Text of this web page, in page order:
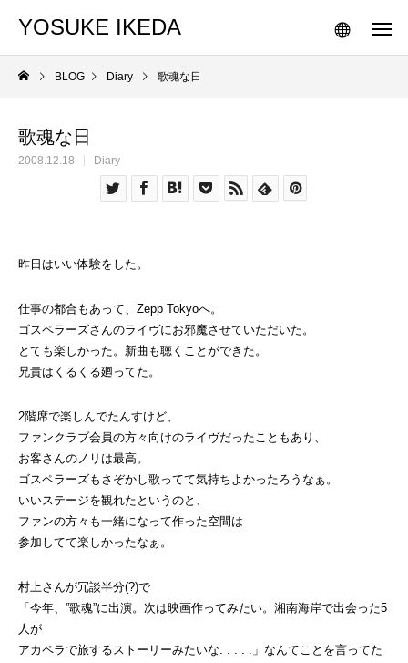
YOSUKE IKEDA
BLOG Diary 歌魂な日
歌魂な日
2008.12.18 Diary
昨日はいい体験をした。
仕事の都合もあって、Zepp Tokyoへ。
ゴスペラーズさんのライヴにお邪魔させていただいた。
とても楽しかった。新曲も聴くことができた。
兄貴はくるくる廻ってた。
2階席で楽しんでたんすけど、
ファンクラブ会員の方々向けのライヴだったこともあり、
お客さんのノリは最高。
ゴスペラーズもさぞかし歌ってて気持ちよかったろうなぁ。
いいステージを観れたというのと、
ファンの方々も一緒になって作った空間は
参加してて楽しかったなぁ。
村上さんが冗談半分(?)で
「今年、”歌魂”に出演。次は映画作ってみたい。湘南海岸で出会った5
人が
アカペラで旅するストーリーみたいな. . . . .」なんてことを言ってた